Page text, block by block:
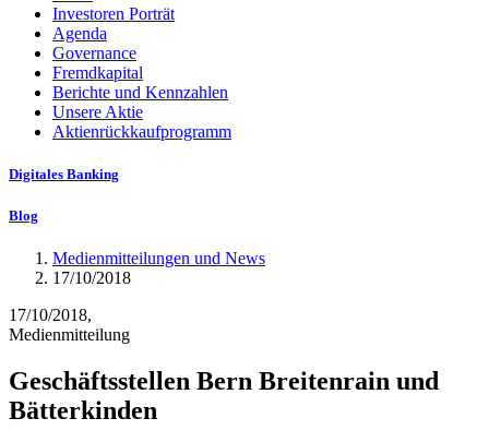
Investoren Porträt
Agenda
Governance
Fremdkapital
Berichte und Kennzahlen
Unsere Aktie
Aktienrückkaufprogramm
Digitales Banking
Blog
Medienmitteilungen und News
17/10/2018
17/10/2018,
Medienmitteilung
Geschäftsstellen Bern Breitenrain und
Bätterkinden